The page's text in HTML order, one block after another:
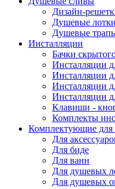
Дизайн-
Душевые лотки
Душевые
Инсталляции
Бачки
Инсталляции
Инсталляции
Инсталляции
Инсталляции
Клавиши -
Комплекты
Комплектующие для
Для
Для биде
Для ванн
Для душевых
Для душевых